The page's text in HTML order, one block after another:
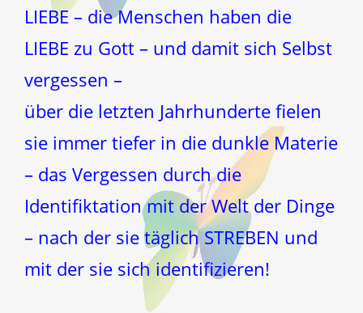
LIEBE – die Menschen haben die
LIEBE zu Gott – und damit sich Selbst
vergessen –
über die letzten Jahrhunderte fielen
sie immer tiefer in die dunkle Materie
– das Vergessen durch die
Identifiktation mit der Welt der Dinge
– nach der sie täglich STREBEN und
mit der sie sich identifizieren!